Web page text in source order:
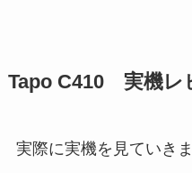
Tapo C410 実機レ
実際に実機を見ていき